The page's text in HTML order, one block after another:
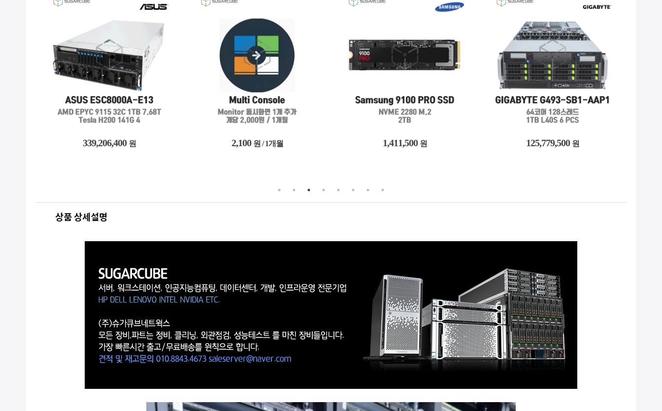
2,100원 / 1개월 1,411,500원 125,779,500원 7,118,800원
상품 상세설명